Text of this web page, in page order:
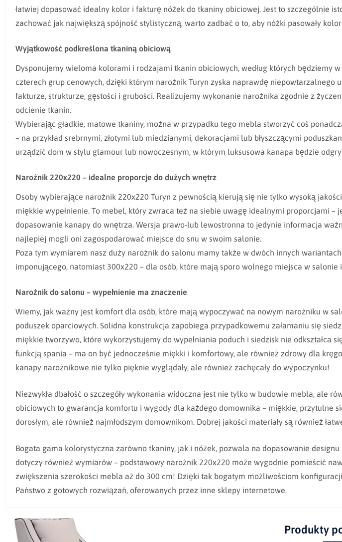
łatwiej dopasować idealny kolor i fakturę nóżek do tkaniny obiciowej. Jest to szczególnie
zachować jak największą spójność stylistyczną, warto zadbać o to, aby nóżki pasowały
Wyjątkowość podkreślona tkaniną obiciową
Dysponujemy wieloma kolorami i rodzajami tkanin obiciowych, według których
czterech grup cenowych, dzięki którym narożnik Turyn zyska naprawdę niepowtarzalnego
fakturze, strukturze, gęstości i grubości. Realizujemy wykonanie narożnika zgodnie z
odcienie tkanin.
Wybierając gładkie, matowe tkaniny, można w przypadku tego mebla stworzyć coś
– na przykład srebrnymi, złotymi lub miedzianymi, dekoracjami lub błyszczącymi
urządzić dom w stylu glamour lub nowoczesnym, w którym luksusowa kanapa będzie
Narożnik 220x220 – idealne proporcje do dużych wnętrz
Osoby wybierające narożnik 220x220 Turyn z pewnością kierują się nie tylko wysoką
miękkie wypełnienie. To mebel, który zwraca też na siebie uwagę idealnymi proporcjami –
dopasowanie kanapy do wnętrza. Wersja prawo-lub lewostronna to jedynie informacja
najlepiej mogli oni zagospodarować miejsce do snu w swoim salonie.
Poza tym wymiarem nasz duży narożnik do salonu mamy także w dwóch innych
imponującego, natomiast 300x220 – dla osób, które mają sporo wolnego miejsca w
Narożnik do salonu – wypełnienie ma znaczenie
Wiemy, jak ważny jest komfort dla osób, które mają wypoczywać na nowym narożniku w
poduszek oparciowych. Solidna konstrukcja zapobiega przypadkowemu załamaniu się
miękkie tworzywo, które wykorzystujemy do wypełniania poduch i siedzisk nie odkształca
funkcją spania – ma on być jednocześnie miękki i komfortowy, ale również zdrowy dla
kanapy narożnikowe nie tylko pięknie wyglądały, ale również zachęcały do wypoczynku!
Niezwykła dbałość o szczegóły wykonania widoczna jest nie tylko w budowie mebla, ale
obiciowych to gwarancja komfortu i wygody dla każdego domownika – miękkie, przytulne
dorosłym, ale również najmłodszym domownikom. Dobrej jakości materiały są również
Bogata gama kolorystyczna zarówno tkaniny, jak i nóżek, pozwala na dopasowanie
dotyczy również wymiarów – podstawowy narożnik 220x220 może wygodnie pomieścić
zwiększenia szerokości mebla aż do 300 cm! Dzięki tak bogatym możliwościom
Państwo z gotowych rozwiązań, oferowanych przez inne sklepy internetowe.
Produkty